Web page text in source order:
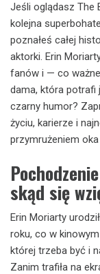
Jeśli oglądasz The
kolejna
poznałeś całej
aktorki. Erin
fanów i — co
dama, która potrafi
czarny humor?
życiu, karierze i
przymrużeniem
skąd się
Erin Moriarty
roku, co w
której trzeba być i
Zanim trafiła na